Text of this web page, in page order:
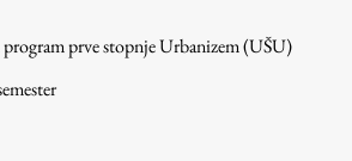
prve stopnje Urbanizem (UŠU)